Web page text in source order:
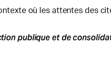
où les attentes des
publique et de